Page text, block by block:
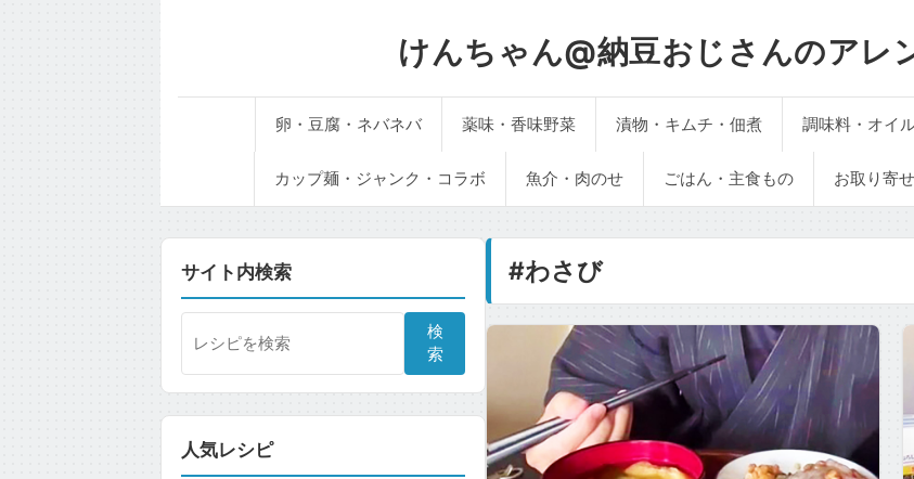
けんちゃん@納豆おじさんのアレ
卵・豆腐・ネバネバ 薬味・香味野菜 漬物・キムチ・佃煮 調味料・オイ
カップ麺・ジャンク・コラボ 魚介・肉のせ ごはん・主食もの お取り寄
#わさび
サイト内検索
検
索
人気レシピ